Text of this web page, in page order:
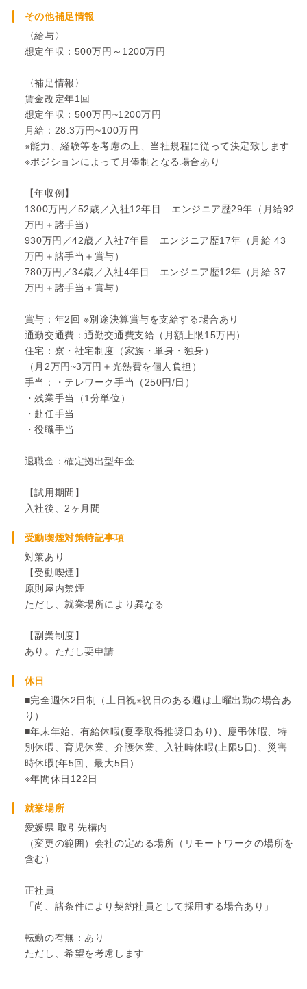
その他補足情報
〈給与〉
想定年収：500万円～1200万円
〈補足情報〉
賃金改定年1回
想定年収：500万円~1200万円
月給：28.3万円~100万円
※能力、経験等を考慮の上、当社規程に従って決定致します
※ポジションによって月俸制となる場合あり
【年収例】
1300万円／52歳／入社12年目 エンジニア歴29年（月給92
万円＋諸手当）
930万円／42歳／入社7年目 エンジニア歴17年（月給 43
万円＋諸手当＋賞与）
780万円／34歳／入社4年目 エンジニア歴12年（月給 37
万円＋諸手当＋賞与）
賞与：年2回 ※別途決算賞与を支給する場合あり
通勤交通費：通勤交通費支給（月額上限15万円）
住宅：寮・社宅制度（家族・単身・独身）
（月2万円~3万円＋光熱費を個人負担）
手当：・テレワーク手当（250円/日）
・残業手当（1分単位）
・赴任手当
・役職手当
退職金：確定拠出型年金
【試用期間】
入社後、2ヶ月間
受動喫煙対策特記事項
対策あり
【受動喫煙】
原則屋内禁煙
ただし、就業場所により異なる
【副業制度】
あり。ただし要申請
休日
■完全週休2日制（土日祝※祝日のある週は土曜出勤の場合あ
り）
■年末年始、有給休暇(夏季取得推奨日あり)、慶弔休暇、特
別休暇、育児休業、介護休業、入社時休暇(上限5日)、災害
時休暇(年5回、最大5日)
※年間休日122日
就業場所
愛媛県 取引先構内
（変更の範囲）会社の定める場所（リモートワークの場所を
含む）
正社員
「尚、諸条件により契約社員として採用する場合あり」
転勤の有無：あり
ただし、希望を考慮します